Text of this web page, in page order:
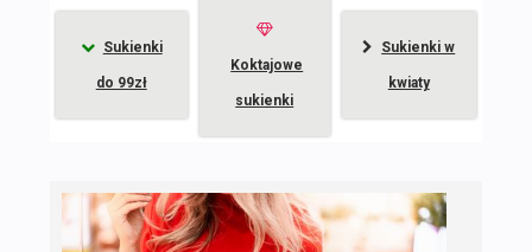
Sukienki
do 99zł
Koktajowe
sukienki
Sukienki w
kwiaty